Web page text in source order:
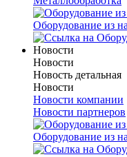
Оборудование из
Новости
Новости
Новость детальная
Новости
Новости компании
Новости партнеров
Оборудование из